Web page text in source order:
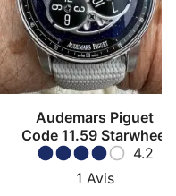
Audemars Piguet
Code 11.59 Starwheel
4.2
1 Avis